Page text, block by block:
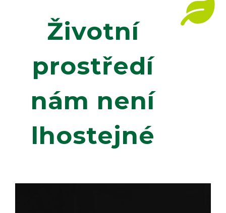
Životní
prostředí
nám není
lhostejné